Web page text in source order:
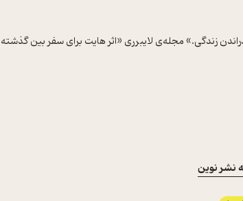
زندگی.» مجله‌ی لایبرری «اثر هایت برای سفر
نشر نوین